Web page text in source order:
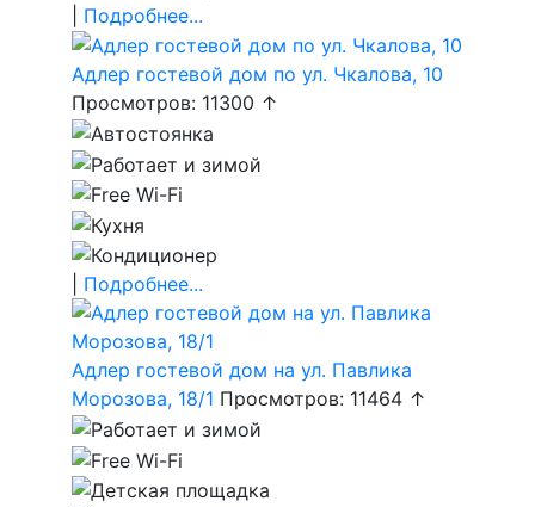
Подробнее...
Адлер гостевой дом по ул. Чкалова, 10
Просмотров: 11300 ↑
Подробнее...
Адлер гостевой дом на ул. Павлика
Морозова, 18/1 Просмотров: 11464 ↑